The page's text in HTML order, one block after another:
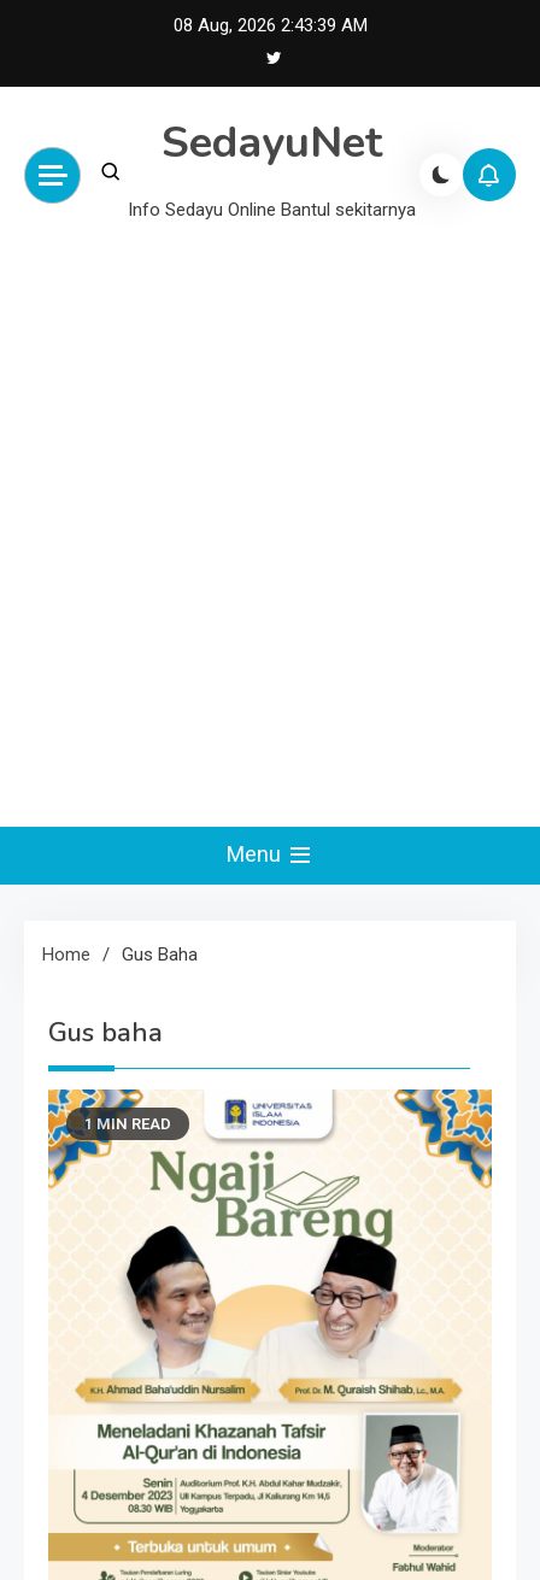
08 Aug, 2026 2:43:40 AM
SedayuNet
Info Sedayu Online Bantul sekitarnya
Menu
Home Gus Baha
Gus baha
1 MIN READ